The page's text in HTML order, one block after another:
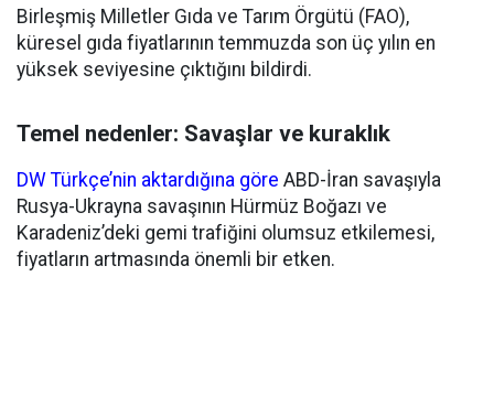
Birleşmiş Milletler Gıda ve Tarım Örgütü (FAO),
küresel gıda fiyatlarının temmuzda son üç yılın en
yüksek seviyesine çıktığını bildirdi.
Temel nedenler: Savaşlar ve kuraklık
DW Türkçe’nin aktardığına göre ABD-İran savaşıyla
Rusya-Ukrayna savaşının Hürmüz Boğazı ve
Karadeniz’deki gemi trafiğini olumsuz etkilemesi,
fiyatların artmasında önemli bir etken.